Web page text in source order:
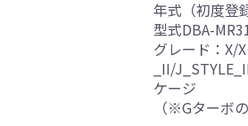
年式（初度登
型式DBA-
グレード：X/
_II/
ケージ
（※Gターボ